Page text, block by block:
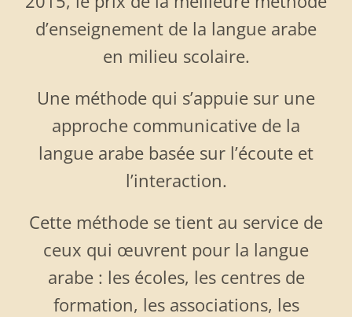
d’enseignement de la langue arabe
en milieu scolaire.
Une méthode qui s’appuie sur une
approche communicative de la
langue arabe basée sur l’écoute et
l’interaction.
Cette méthode se tient au service de
ceux qui œuvrent pour la langue
arabe : les écoles, les centres de
formation, les associations, les